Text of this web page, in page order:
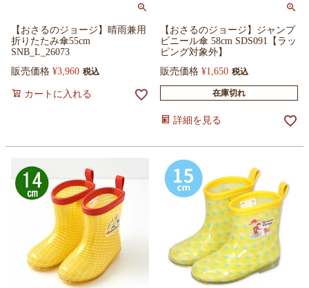
【おさるのジョージ】晴雨兼用
折りたたみ傘55cm
SNB_L_26073
販売価格 ¥3,960 税込
カートに入れる
【おさるのジョージ】ジャンプ
ビニール傘 58cm SDS091【ラッ
ピング対象外】
販売価格 ¥1,650 税込
在庫切れ
詳細を見る